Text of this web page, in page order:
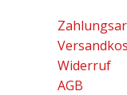
Widerruf
AGB